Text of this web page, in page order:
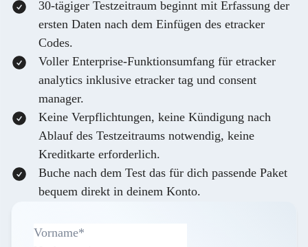
30-tägiger Testzeitraum beginnt mit Erfassung der
ersten Daten nach dem Einfügen des etracker
Codes.
Voller Enterprise-Funktionsumfang für etracker
analytics inklusive etracker tag und consent
manager.
Keine Verpflichtungen, keine Kündigung nach
Ablauf des Testzeitraums notwendig, keine
Kreditkarte erforderlich.
Buche nach dem Test das für dich passende Paket
bequem direkt in deinem Konto.